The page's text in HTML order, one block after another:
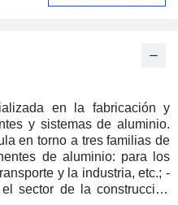
en la fabricación y
y sistemas de aluminio.
en torno a tres familias de
y la industria, etc.; -
sector de la construcción